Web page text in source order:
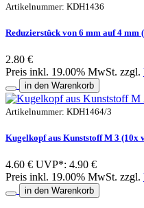
Artikelnummer: KDH1436
Reduzierstück von 6 mm auf 4
2.80 €
Preis inkl. 19.00% MwSt. zzgl.
in den Warenkorb
Artikelnummer: KDH1464/3
Kugelkopf aus Kunststoff M 3 (10x
4.60 € UVP*: 4.90 €
Preis inkl. 19.00% MwSt. zzgl.
in den Warenkorb